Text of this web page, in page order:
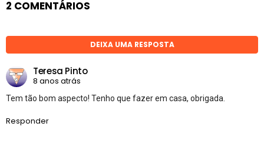
2 COMENTÁRIOS
DEIXA UMA RESPOSTA
Teresa Pinto
8 anos atrás
Tem tão bom aspecto! Tenho que fazer em casa, obrigada.
Responder